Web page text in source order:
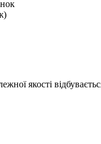
якості